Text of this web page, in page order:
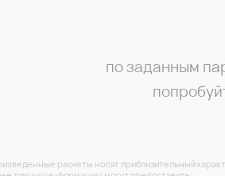
по заданным
расчеты носят приблизительный